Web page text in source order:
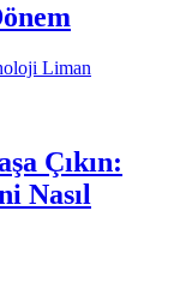
Çıkın:
Nasıl